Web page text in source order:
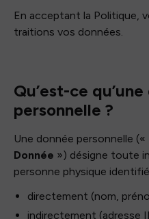
En acceptant la Politique,
traitions vos données.
Qu’est-ce
personnelle ?
Une donnée personnelle («
Donnée ») désigne toute
personne physique
directement (nom,
indirectement (adresse